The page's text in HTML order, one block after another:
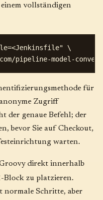
vollständigen
\
für
Zugriff
der genaue Befehl; der
bevor Sie auf Checkout,
warten.
direkt innerhalb
-Block zu platzieren.
normale Schritte, aber